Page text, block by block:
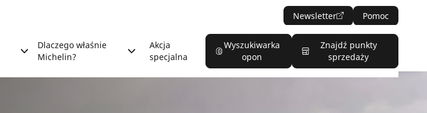
Newsletter Pomoc
Dlaczego właśnie
Michelin?
Akcja
specjalna
Wyszukiwarka
opon
Znajdź punkty
sprzedaży